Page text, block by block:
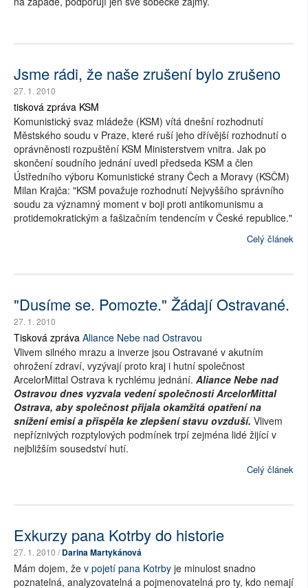
Jsme rádi, že naše zrušení bylo zrušeno
27. 1. 2010
tisková zpráva KSM
Komunistický svaz mládeže (KSM) vítá dnešní rozhodnutí
Městského soudu v Praze, které ruší jeho dřívější rozhodnutí o
oprávněnosti rozpuštění KSM Ministerstvem vnitra. Jak po
skončení soudního jednání uvedl předseda KSM a člen
Ústředního výboru Komunistické strany Čech a Moravy (KSČM)
Milan Krajča: "KSM považuje rozhodnutí Nejvyššího správního
soudu za významný moment v boji proti antikomunismu a
protidemokratickým a fašizačním tendencím v České republice."
Celý článek
"Dusíme se. Pomozte." Žádají Ostravané.
27. 1. 2010
Tisková zpráva Aliance Nebe nad Ostravou
Vlivem silného mrazu a inverze jsou Ostravané v akutním
ohrožení zdraví, vyzývají proto kraj i hutní společnost
ArcelorMittal Ostrava k rychlému jednání. Aliance Nebe nad
Ostravou dnes vyzvala vedení společnosti ArcelorMittal
Ostrava, aby společnost přijala okamžitá opatření na
snížení emisí a přispěla ke zlepšení stavu ovzduší. Vlivem
nepříznivých rozptylových podmínek trpí zejména lidé žijící v
nejbližším sousedství hutí.
Celý článek
Exkurzy pana Kotrby do historie
27. 1. 2010 /Darina Martykánová
Mám dojem, že v pojetí pana Kotrby je minulost snadno
poznatelná, analyzovatelná a pojmenovatelná pro ty, kdo nemají